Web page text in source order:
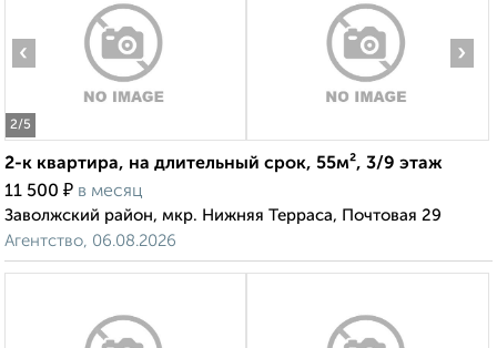
2/5
‹ ›
2-к квартира, на длительный срок, 55м², 3/9 этаж
11 500 ₽ в месяц
Заволжский район, мкр. Нижняя Терраса, Почтовая 29
Агентство, 06.08.2026